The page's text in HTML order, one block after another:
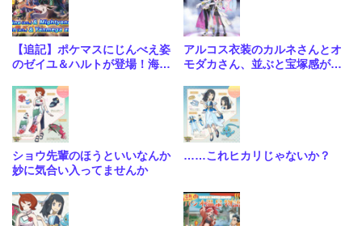
【追記】ポケマスにじんべえ姿
のゼイユ＆ハルトが登場！海外
アルコス衣装のカルネさんとオ
モダカさん、並ぶと宝塚感がす
ショウ先輩のほうといいなんか
妙に気合い入ってませんか
……これヒカリじゃないか？